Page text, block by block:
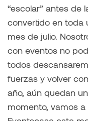
“escolar” antes de
convertido en toda
mes de julio.
con eventos no
todos
fuerzas y volver
año, aún quedan
momento, vamos